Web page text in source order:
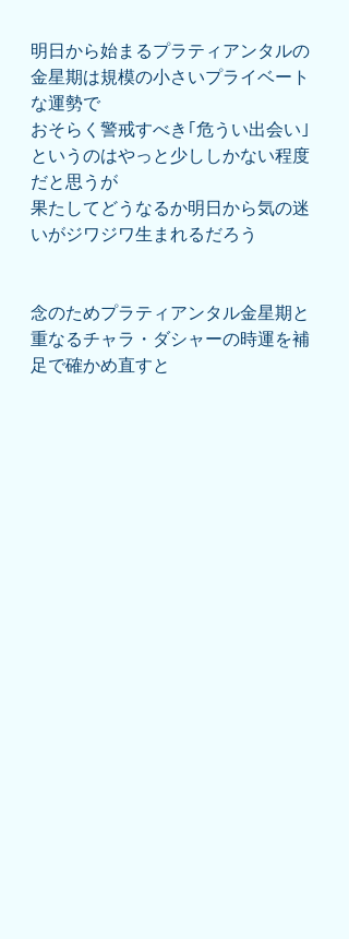
明日から始まるプラティアンタルの
金星期は規模の小さいプライベート
な運勢で
おそらく警戒すべき｢危うい出会い｣
というのはやっと少ししかない程度
だと思うが
果たしてどうなるか明日から気の迷
いがジワジワ生まれるだろう
念のためプラティアンタル金星期と
重なるチャラ・ダシャーの時運を補
足で確かめ直すと